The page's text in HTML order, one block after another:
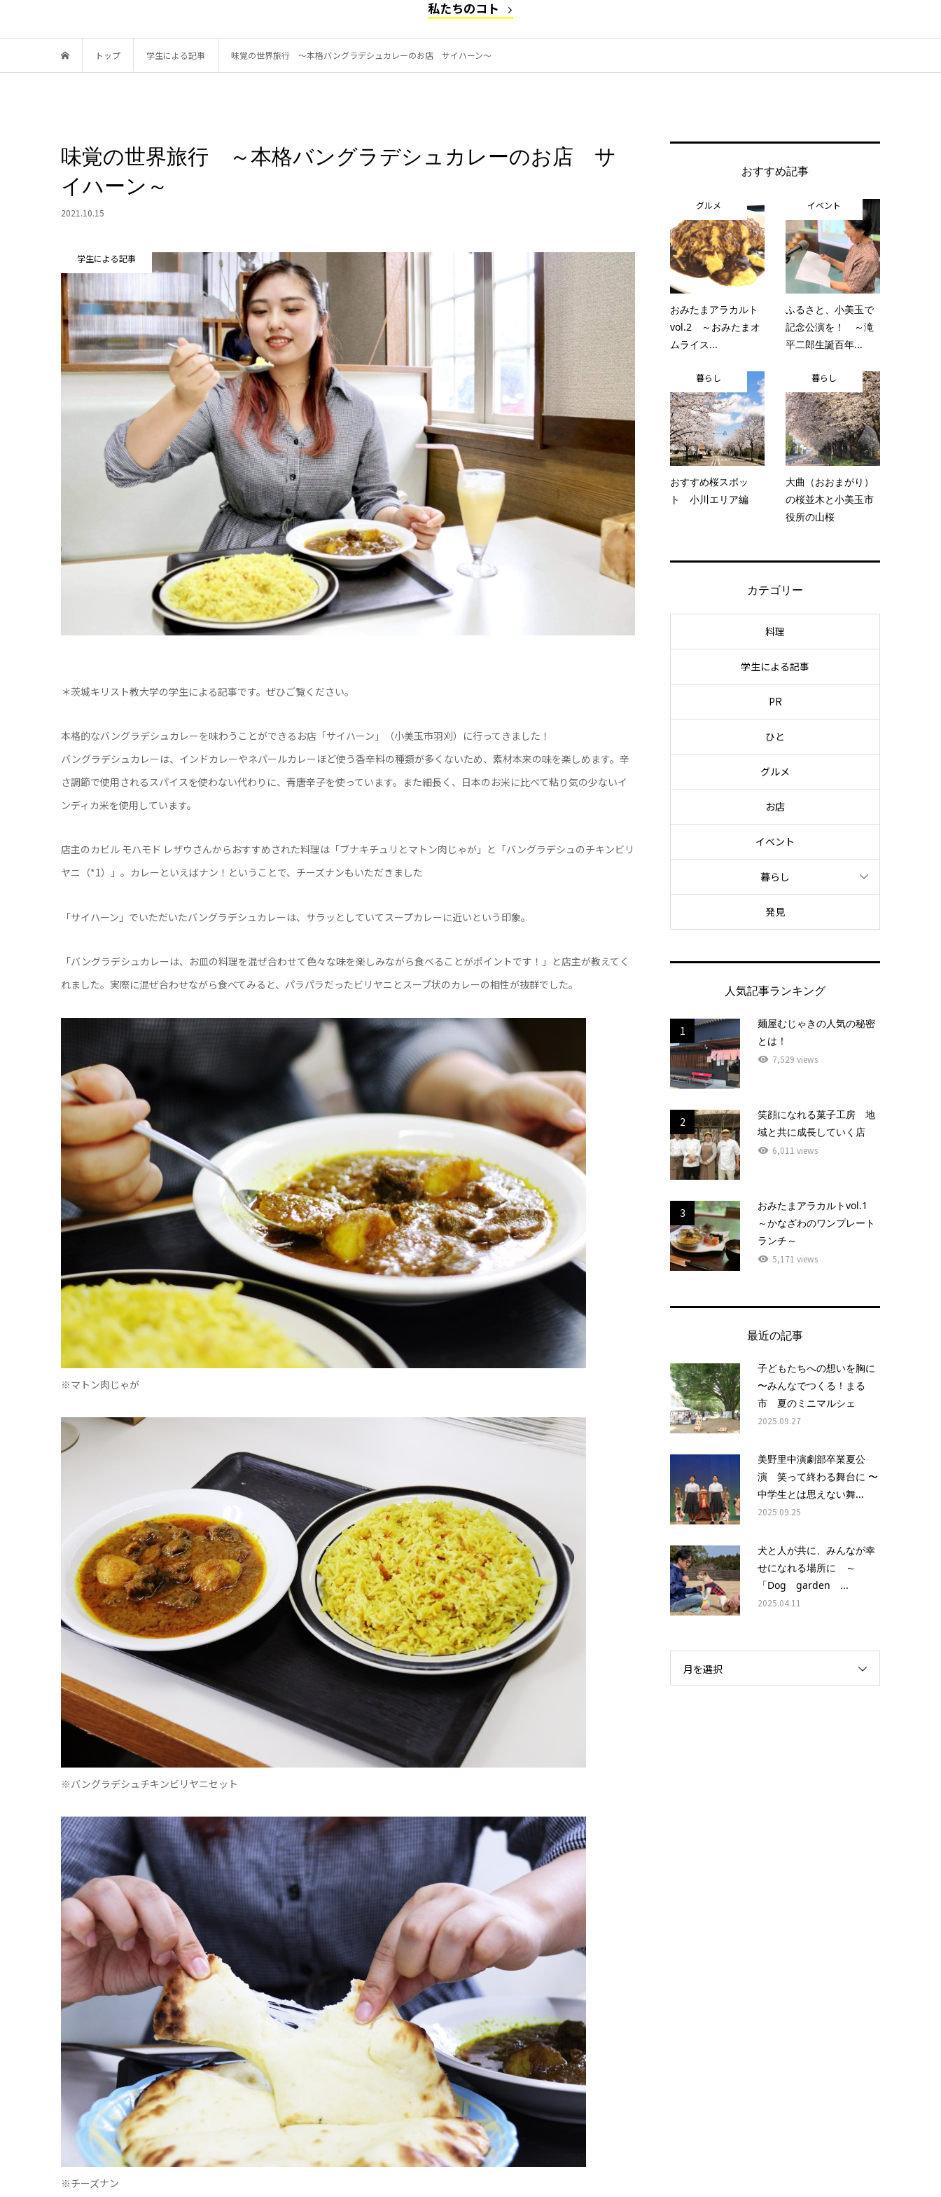
私たちのコト
トップ 学生による記事 味覚の世界旅行 ～本格バングラデシュカレーのお店 サイハーン～
味覚の世界旅行 ～本格バングラデシュカレーのお店 サ
イハーン～
2021.10.15
学生による記事
＊茨城キリスト教大学の学生による記事です。ぜひご覧ください。
本格的なバングラデシュカレーを味わうことができるお店「サイハーン」（小美玉市羽刈）に行ってきました！
バングラデシュカレーは、インドカレーやネパールカレーほど使う香辛料の種類が多くないため、素材本来の味を楽しめます。辛
さ調節で使用されるスパイスを使わない代わりに、青唐辛子を使っています。また細長く、日本のお米に比べて粘り気の少ないイ
ンディカ米を使用しています。
店主のカビル モハモド レザウさんからおすすめされた料理は「ブナキチュリとマトン肉じゃが」と「バングラデシュのチキンビリ
ヤニ（*1）」。カレーといえばナン！ということで、チーズナンもいただきました
「サイハーン」でいただいたバングラデシュカレーは、サラッとしていてスープカレーに近いという印象。
「バングラデシュカレーは、お皿の料理を混ぜ合わせて色々な味を楽しみながら食べることがポイントです！」と店主が教えてく
れました。実際に混ぜ合わせながら食べてみると、パラパラだったビリヤニとスープ状のカレーの相性が抜群でした。
※マトン肉じゃが
※バングラデシュチキンビリヤニセット
※チーズナン
おすすめ記事
グルメ
おみたまアラカルト
vol.2 ～おみたまオ
ムライス...
イベント
ふるさと、小美玉で
記念公演を！ ～滝
平二郎生誕百年...
暮らし
おすすめ桜スポッ
ト 小川エリア編
暮らし
大曲（おおまがり）
の桜並木と小美玉市
役所の山桜
カテゴリー
料理
学生による記事
PR
ひと
グルメ
お店
イベント
暮らし
発見
人気記事ランキング
1
麺屋むじゃきの人気の秘密
とは！
7,529 views
2
笑顔になれる菓子工房 地
域と共に成長していく店
6,011 views
3
おみたまアラカルトvol.1
～かなざわのワンプレート
ランチ～
5,171 views
最近の記事
子どもたちへの想いを胸に
〜みんなでつくる！まる
市 夏のミニマルシェ
2025.09.27
美野里中演劇部卒業夏公
演 笑って終わる舞台に 〜
中学生とは思えない舞...
2025.09.25
犬と人が共に、みんなが幸
せになれる場所に ～
「Dog garden ...
2025.04.11
月を選択